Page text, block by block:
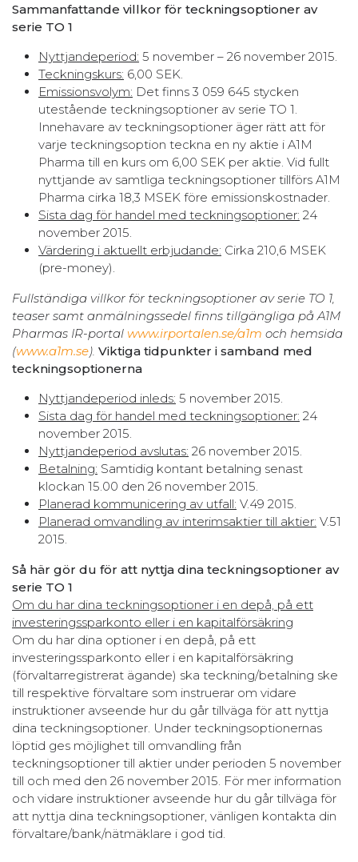
Sammanfattande villkor för teckningsoptioner av
serie TO 1
Nyttjandeperiod: 5 november – 26 november 2015.
Teckningskurs: 6,00 SEK.
Emissionsvolym: Det finns 3 059 645 stycken
utestående teckningsoptioner av serie TO 1.
Innehavare av teckningsoptioner äger rätt att för
varje teckningsoption teckna en ny aktie i A1M
Pharma till en kurs om 6,00 SEK per aktie. Vid fullt
nyttjande av samtliga teckningsoptioner tillförs A1M
Pharma cirka 18,3 MSEK före emissionskostnader.
Sista dag för handel med teckningsoptioner: 24
november 2015.
Värdering i aktuellt erbjudande: Cirka 210,6 MSEK
(pre-money).
Fullständiga villkor för teckningsoptioner av serie TO 1,
teaser samt anmälningssedel finns tillgängliga på A1M
Pharmas IR-portal www.irportalen.se/a1m och hemsida
(www.a1m.se). Viktiga tidpunkter i samband med
teckningsoptionerna
Nyttjandeperiod inleds: 5 november 2015.
Sista dag för handel med teckningsoptioner: 24
november 2015.
Nyttjandeperiod avslutas: 26 november 2015.
Betalning: Samtidig kontant betalning senast
klockan 15.00 den 26 november 2015.
Planerad kommunicering av utfall: V.49 2015.
Planerad omvandling av interimsaktier till aktier: V.51
2015.
Så här gör du för att nyttja dina teckningsoptioner av
serie TO 1
Om du har dina teckningsoptioner i en depå, på ett
investeringssparkonto eller i en kapitalförsäkring
Om du har dina optioner i en depå, på ett
investeringssparkonto eller i en kapitalförsäkring
(förvaltarregistrerat ägande) ska teckning/betalning ske
till respektive förvaltare som instruerar om vidare
instruktioner avseende hur du går tillväga för att nyttja
dina teckningsoptioner. Under teckningsoptionernas
löptid ges möjlighet till omvandling från
teckningsoptioner till aktier under perioden 5 november
till och med den 26 november 2015. För mer information
och vidare instruktioner avseende hur du går tillväga för
att nyttja dina teckningsoptioner, vänligen kontakta din
förvaltare/bank/nätmäklare i god tid.